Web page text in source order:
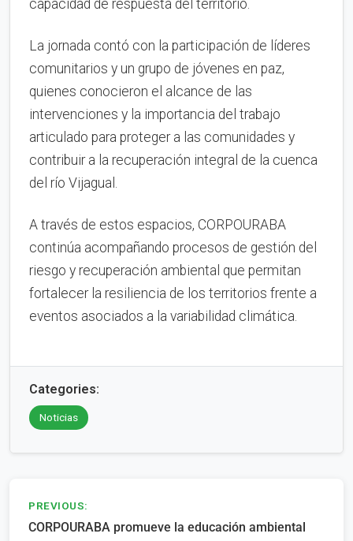
capacidad de respuesta del territorio.
La jornada contó con la participación de líderes
comunitarios y un grupo de jóvenes en paz,
quienes conocieron el alcance de las
intervenciones y la importancia del trabajo
articulado para proteger a las comunidades y
contribuir a la recuperación integral de la cuenca
del río Vijagual.
A través de estos espacios, CORPOURABA
continúa acompañando procesos de gestión del
riesgo y recuperación ambiental que permitan
fortalecer la resiliencia de los territorios frente a
eventos asociados a la variabilidad climática.
Categories:
Noticias
Navegación
de
PREVIOUS:
CORPOURABA promueve la educación ambiental